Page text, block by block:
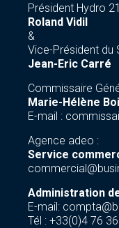
Président Hydro 21
Roland Vidil
&
Vice-Président du
Jean-Eric Carré
Commissaire
Marie-Hélène
E-mail :
Agence adeo :
Service
Administration
E-mail:
Tél : +33(0)4 76